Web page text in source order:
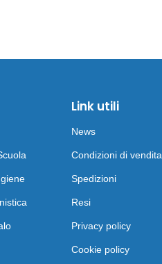
Link utili
News
Condizioni di vendita
Spedizioni
Resi
Privacy policy
Cookie policy